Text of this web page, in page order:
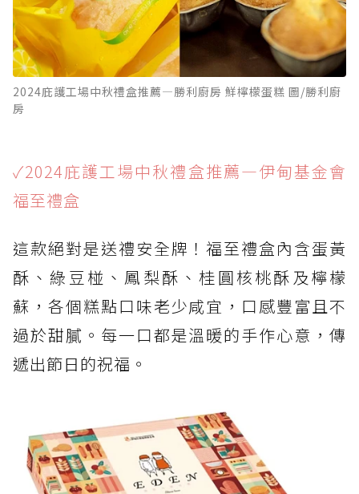
2024庇護工場中秋禮盒推薦—勝利廚房 鮮檸檬蛋糕 圖/勝利廚
房
✓2024庇護工場中秋禮盒推薦—伊甸基金會
福至禮盒
這款絕對是送禮安全牌！福至禮盒內含蛋黃
酥、綠豆椪、鳳梨酥、桂圓核桃酥及檸檬
蘇，各個糕點口味老少咸宜，口感豐富且不
過於甜膩。每一口都是溫暖的手作心意，傳
遞出節日的祝福。